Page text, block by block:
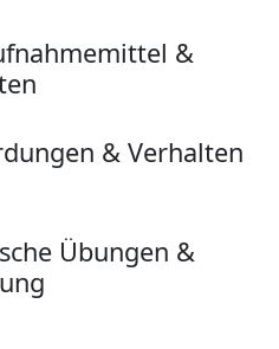
&
& Verhalten
Übungen &